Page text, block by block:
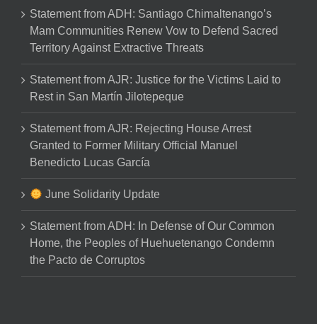
Statement from ADH: Santiago Chimaltenango’s
Mam Communities Renew Vow to Defend Sacred
Territory Against Extractive Threats
Statement from AJR: Justice for the Victims Laid to
Rest in San Martín Jilotepeque
Statement from AJR: Rejecting House Arrest
Granted to Former Military Official Manuel
Benedicto Lucas García
June Solidarity Update
Statement from ADH: In Defense of Our Common
Home, the Peoples of Huehuetenango Condemn
the Pacto de Corruptos